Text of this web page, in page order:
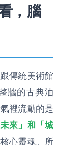
，腦
傳統美術館
牆的古典油
裡流動的是
未來」和「城
心靈魂。所